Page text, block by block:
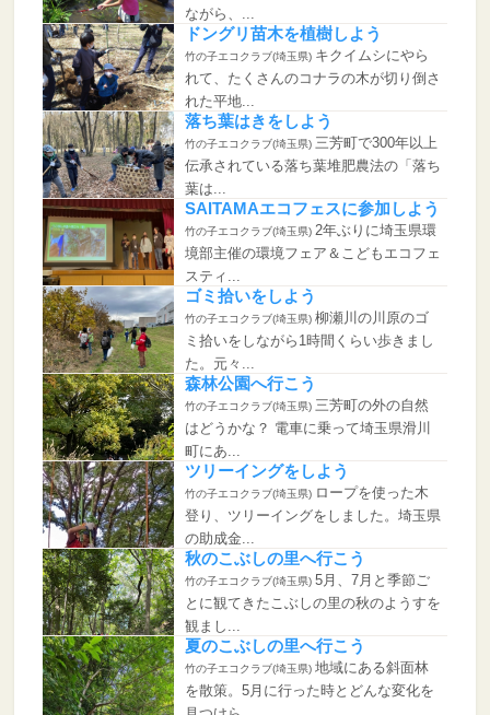
ながら、...
ドングリ苗木を植樹しよう
竹の子エコクラブ(埼玉県) キクイムシにやら
れて、たくさんのコナラの木が切り倒さ
れた平地...
落ち葉はきをしよう
竹の子エコクラブ(埼玉県) 三芳町で300年以上
伝承されている落ち葉堆肥農法の「落ち
葉は...
SAITAMAエコフェスに参加しよう
竹の子エコクラブ(埼玉県) 2年ぶりに埼玉県環
境部主催の環境フェア＆こどもエコフェ
スティ...
ゴミ拾いをしよう
竹の子エコクラブ(埼玉県) 柳瀬川の川原のゴ
ミ拾いをしながら1時間くらい歩きまし
た。元々...
森林公園へ行こう
竹の子エコクラブ(埼玉県) 三芳町の外の自然
はどうかな？ 電車に乗って埼玉県滑川
町にあ...
ツリーイングをしよう
竹の子エコクラブ(埼玉県) ロープを使った木
登り、ツリーイングをしました。埼玉県
の助成金...
秋のこぶしの里へ行こう
竹の子エコクラブ(埼玉県) 5月、7月と季節ご
とに観てきたこぶしの里の秋のようすを
観まし...
夏のこぶしの里へ行こう
竹の子エコクラブ(埼玉県) 地域にある斜面林
を散策。5月に行った時とどんな変化を